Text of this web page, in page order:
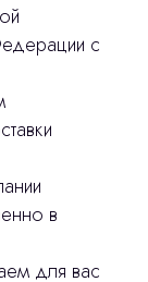
с
в
для вас